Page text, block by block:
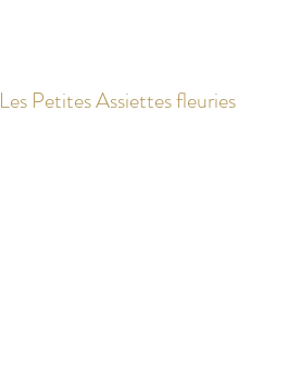
Les Petites Assiettes fleuries